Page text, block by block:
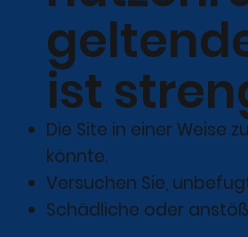
ist
Die Site in einer Weise
könnte.
Versuchen Sie,
Schädliche oder